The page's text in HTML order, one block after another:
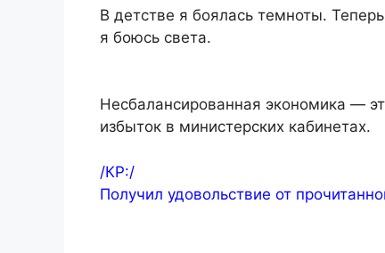
В детстве я боялась темноты.
я боюсь света.
Несбалансированная экономика —
избыток в министерских кабинетах.
/КР:/
Получил удовольствие от